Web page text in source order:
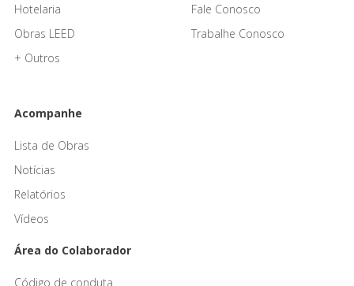
Hotelaria
Obras LEED
+ Outros
Fale Conosco
Trabalhe Conosco
Acompanhe
Lista de Obras
Notícias
Relatórios
Vídeos
Área do Colaborador
Código de conduta